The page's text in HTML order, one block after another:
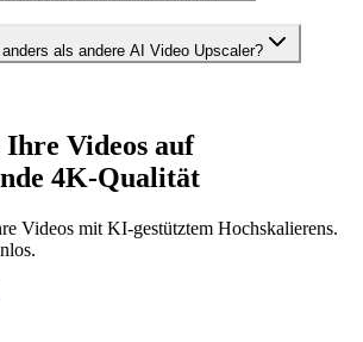
als andere AI Video Upscaler?
Ihre Videos auf
4K-Qualität
Videos mit KI-gestütztem Hochskalierens.